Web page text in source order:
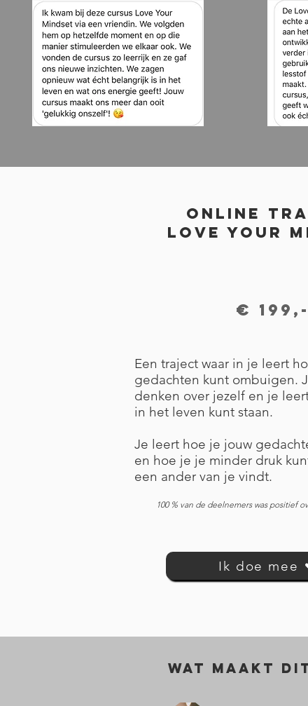
Online
Love your
€ 199,-
Een traject waar in je leert
gedachten kunt ombuigen.
denken over jezelf en je
in het leven kunt staan.
Je leert hoe je jouw
en hoe je je minder druk
een ander van je vindt.
100 % van de deelnemers was positief
Ik doe mee
Wat maakt